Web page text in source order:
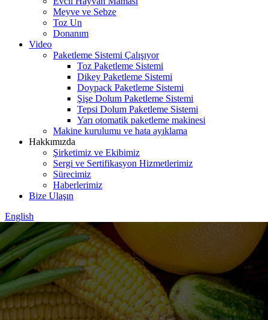
Meyve ve Sebze
Toz Un
Donanım
Video
Paketleme Sistemi Çalışıyor
Toz Paketleme Sistemi
Dikey Paketleme Sistemi
Doypack Paketleme Sistemi
Şişe Dolum Paketleme Sistemi
Tepsi Dolum Paketleme Sistemi
Yarı otomatik paketleme makinesi
Makine kurulumu ve hata ayıklama
Hakkımızda
Şirketimiz ve Ekibimiz
Sergi ve Sertifikasyon Hizmetlerimiz
Sürecimiz
Haberlerimiz
Bize Ulaşın
English